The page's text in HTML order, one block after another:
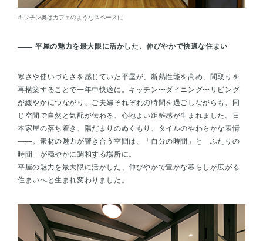
キッチン奥はカフェのようなスペースに
平屋の魅力を最大限に活かした、伸びやかで快適な住まい
寒さや使いづらさを感じていた平屋が、断熱性能を高め、間取りを
再構築することで一年中快適に。キッチン〜ダイニング〜リビング
が緩やかにつながり、ご夫婦それぞれの時間を過ごしながらも、同
じ空間で自然と気配が伝わる、心地よい距離感が生まれました。日
本家屋の落ち着き、陽だまりのぬくもり、タイルのやわらかな表情
——。素材の魅力が響き合う空間は、「自分の時間」と「ふたりの
時間」が穏やかに調和する場所に。
平屋の魅力を最大限に活かした、伸びやかで豊かな暮らしが広がる
住まいへと生まれ変わりました。